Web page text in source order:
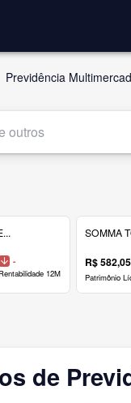
Previdência
-
12M
SOMMA
R$
Patrimônio
de